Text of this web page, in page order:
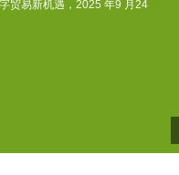
贸易新机遇，2025 年9 月24